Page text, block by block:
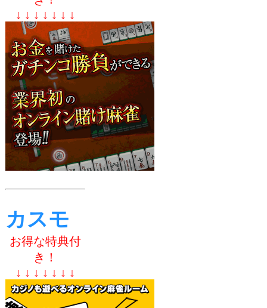
↓ ↓ ↓ ↓ ↓ ↓ ↓
カスモ
お得な特典付
き！
↓ ↓ ↓ ↓ ↓ ↓ ↓